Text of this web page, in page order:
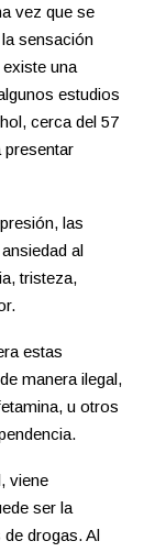
vez que se
sensación
una
estudios
cerca del 57
presentar
las
al
tristeza,
estas
manera ilegal,
u otros
viene
ser la
drogas. Al